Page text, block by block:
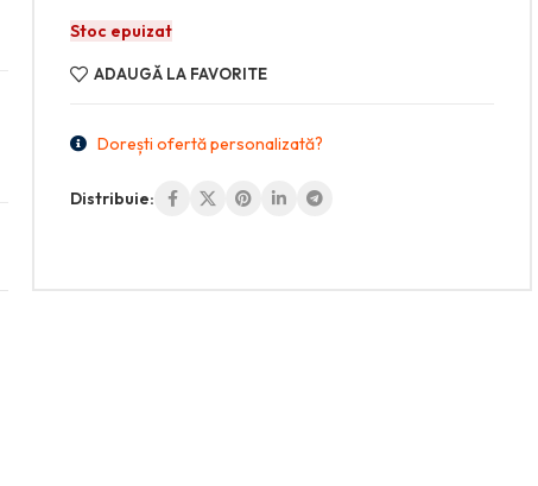
Stoc epuizat
ADAUGĂ LA FAVORITE
Dorești ofertă personalizată?
Distribuie: